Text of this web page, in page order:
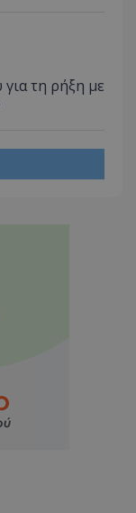
τη ρήξη με